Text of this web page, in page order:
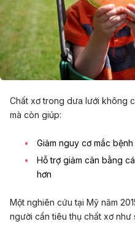
Chất xơ trong dưa lưới không
mà còn giúp:
Giảm nguy cơ mắc
Hỗ trợ giảm cân bằng
hơn
Một nghiên cứu tại Mỹ năm
người cần tiêu thụ chất xơ như